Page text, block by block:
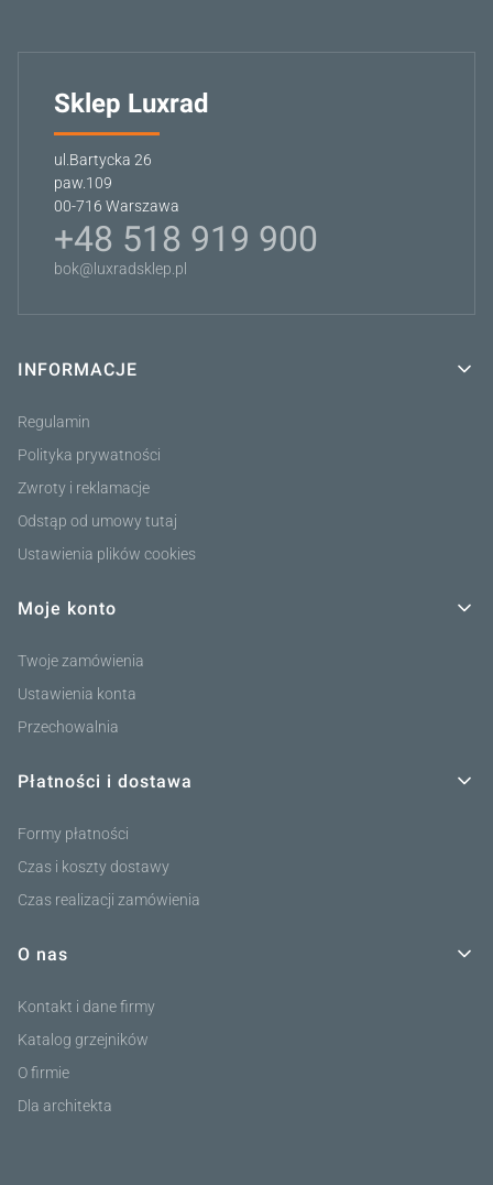
Sklep Luxrad
ul.Bartycka 26
paw.109
00-716 Warszawa
+48 518 919 900
bok@luxradsklep.pl
Linki w stopce
INFORMACJE
Regulamin
Polityka prywatności
Zwroty i reklamacje
Odstąp od umowy tutaj
Ustawienia plików cookies
Moje konto
Twoje zamówienia
Ustawienia konta
Przechowalnia
Płatności i dostawa
Formy płatności
Czas i koszty dostawy
Czas realizacji zamówienia
O nas
Kontakt i dane firmy
Katalog grzejników
O firmie
Dla architekta